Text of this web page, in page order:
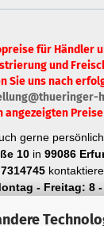
für Händler
und
Sie uns nach
angezeigten
gerne
10in 99086
- Freitag: 8 -